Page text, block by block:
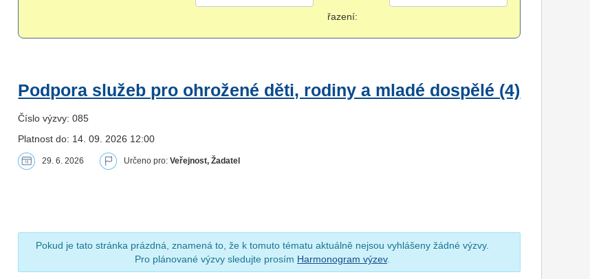
řazení:
Podpora služeb pro ohrožené děti, rodiny a mladé dospělé (4)
Číslo výzvy: 085
Platnost do: 14. 09. 2026 12:00
29. 6. 2026 Určeno pro:Veřejnost, Žadatel
Pokud je tato stránka prázdná, znamená to, že k tomuto tématu aktuálně nejsou vyhlášeny žádné výzvy.
Pro plánované výzvy sledujte prosím Harmonogram výzev.